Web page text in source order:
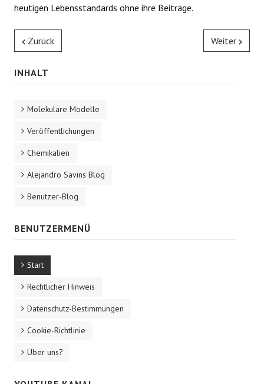
heutigen Lebensstandards ohne ihre Beiträge.
Zurück Weiter
INHALT
Molekulare Modelle
Veröffentlichungen
Chemikalien
Alejandro Savins Blog
Benutzer-Blog
BENUTZERMENÜ
Start
Rechtlicher Hinweis
Datenschutz-Bestimmungen
Cookie-Richtlinie
Über uns?